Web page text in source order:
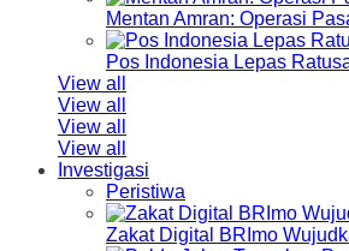
Mentan Amran: Operasi
Pos Indonesia Lepas
View all
View all
View all
View all
Investigasi
Peristiwa
Zakat Digital BRImo